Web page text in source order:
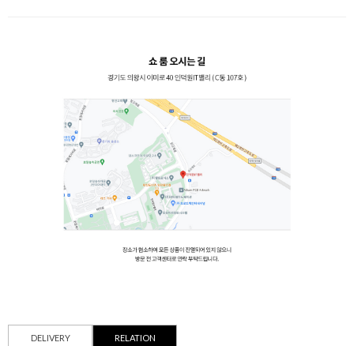
DELIVERY RELATION